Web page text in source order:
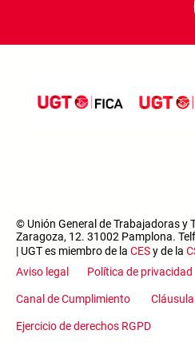
© Unión General de Trabajadoras y
Zaragoza, 12. 31002 Pamplona.
| UGT es miembro de la CESy de la
Aviso legal
Política de privacidad
Canal de Cumplimiento
Ejercicio de derechos RGPD